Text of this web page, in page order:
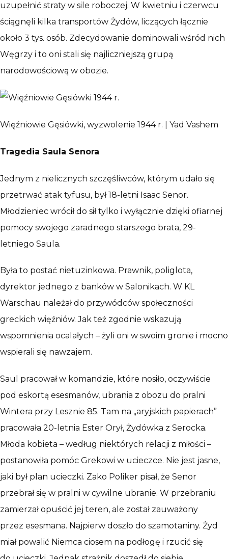
uzupełnić straty w sile roboczej. W kwietniu i czerwcu
ściągnęli kilka transportów Żydów, liczących łącznie
około 3 tys. osób. Zdecydowanie dominowali wśród nich
Węgrzy i to oni stali się najliczniejszą grupą
narodowościową w obozie.
Więźniowie Gęsiówki, wyzwolenie 1944 r. | Yad Vashem
Tragedia Saula Senora
Jednym z nielicznych szczęśliwców, którym udało się
przetrwać atak tyfusu, był 18-letni Isaac Senor.
Młodzieniec wrócił do sił tylko i wyłącznie dzięki ofiarnej
pomocy swojego zaradnego starszego brata, 29-
letniego Saula.
Była to postać nietuzinkowa. Prawnik, poliglota,
dyrektor jednego z banków w Salonikach. W KL
Warschau należał do przywódców społeczności
greckich więźniów. Jak też zgodnie wskazują
wspomnienia ocalałych – żyli oni w swoim gronie i mocno
wspierali się nawzajem.
Saul pracował w komandzie, które nosiło, oczywiście
pod eskortą esesmanów, ubrania z obozu do pralni
Wintera przy Lesznie 85. Tam na „aryjskich papierach”
pracowała 20-letnia Ester Orył, Żydówka z Serocka.
Młoda kobieta – według niektórych relacji z miłości –
postanowiła pomóc Grekowi w ucieczce. Nie jest jasne,
jaki był plan ucieczki. Zako Poliker pisał, że Senor
przebrał się w pralni w cywilne ubranie. W przebraniu
zamierzał opuścić jej teren, ale został zauważony
przez esesmana. Najpierw doszło do szamotaniny. Żyd
miał powalić Niemca ciosem na podłogę i rzucić się